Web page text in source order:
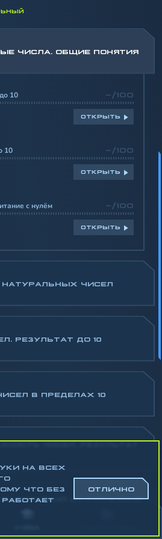
ЧИСЛА. ОБЩИЕ ПОНЯТИЯ
10 -/100
ОТКРЫТЬ
10 -/100
ОТКРЫТЬ
с нулём -/100
ОТКРЫТЬ
НАТУРАЛЬНЫХ ЧИСЕЛ
РЕЗУЛЬТАТ ДО 10
В ПРЕДЕЛАХ 10
ВЫРАЖЕНИЙ НА СЛОЖЕНИЕ
НА ВСЕХ
ЧТО БЕЗ
ОТЛИЧНО